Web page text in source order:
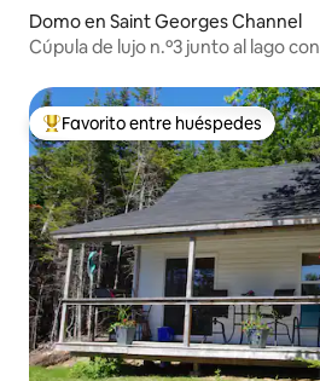
Domo en Saint Georges Channel
Cúpula de lujo n.º3 junto al lago
De los mejores en Favorito entre
Favorito entre huéspedes